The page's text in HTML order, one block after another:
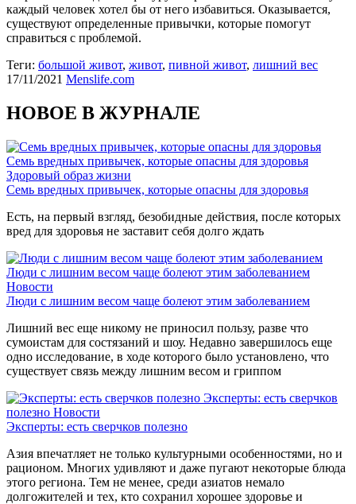
каждый человек хотел бы от него избавиться. Оказывается,
существуют определенные привычки, которые помогут
справиться с проблемой.
Теги: большой живот, живот, пивной живот, лишний вес
17/11/2021 Menslife.com
НОВОЕ В ЖУРНАЛЕ
Семь вредных привычек, которые опасны для здоровья
Здоровый образ жизни
Семь вредных привычек, которые опасны для здоровья
Есть, на первый взгляд, безобидные действия, после которых
вред для здоровья не заставит себя долго ждать
Люди с лишним весом чаще болеют этим заболеванием
Новости
Люди с лишним весом чаще болеют этим заболеванием
Лишний вес еще никому не приносил пользу, разве что
сумоистам для состязаний и шоу. Недавно завершилось еще
одно исследование, в ходе которого было установлено, что
существует связь между лишним весом и гриппом
Эксперты: есть сверчков
полезно Новости
Эксперты: есть сверчков полезно
Азия впечатляет не только культурными особенностями, но и
рационом. Многих удивляют и даже пугают некоторые блюда
этого региона. Тем не менее, среди азиатов немало
долгожителей и тех, кто сохранил хорошее здоровье и